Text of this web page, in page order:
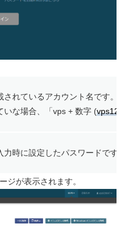
されているアカウント名です。
いな場合、「vps + 数字 (
力時に設定したパスワードです。
ジが表示されます。